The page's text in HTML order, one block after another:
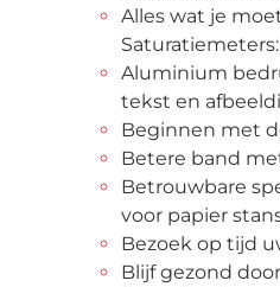
Alles wat je
Aluminium
tekst en
Beginnen met
Betere band
Betrouwbare
voor papier
Bezoek op tijd
Blijf gezond